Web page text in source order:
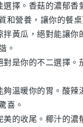
擇。 香菇的濃郁香
和營養，讓你的餐桌
拌黃瓜 ，絕對能讓你
。
對是你的不二選擇。
夠溫暖你的胃。 酸辣
喜。
美的收尾。 椰汁的濃